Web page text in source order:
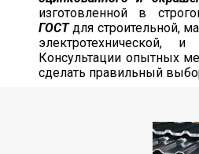
изготовленной в
ГОСТдля строительной,
электротехнической, и
Консультации опытных
сделать правильный